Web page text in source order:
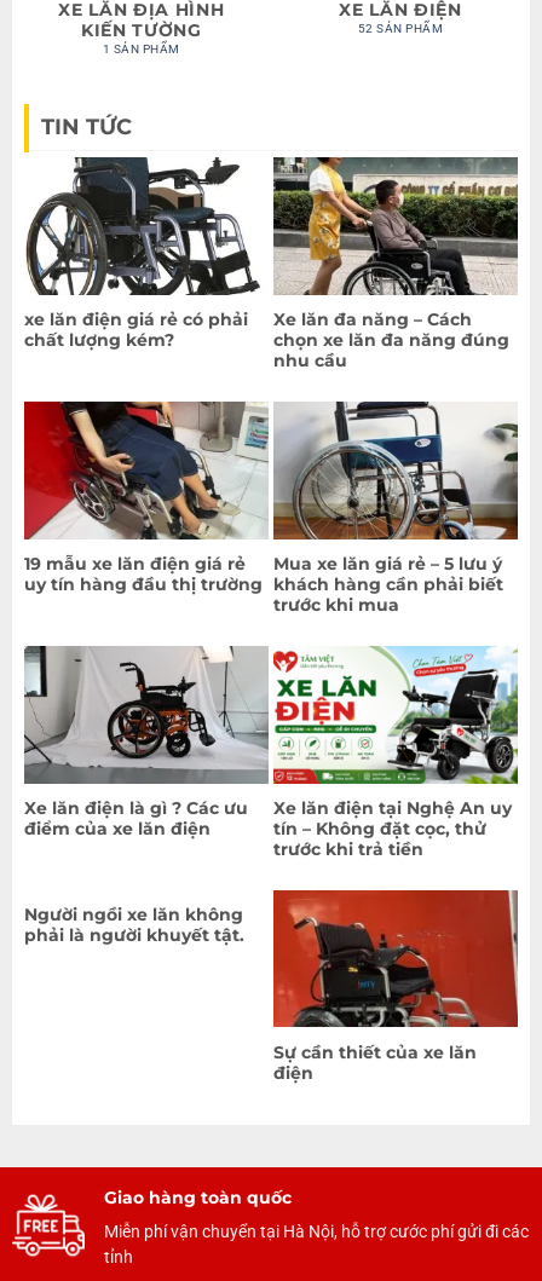
XE LĂN ĐỊA HÌNH
KIẾN TƯỜNG
1 SẢN PHẨM
XE LĂN ĐIỆN
52 SẢN PHẨM
TIN TỨC
xe lăn điện giá rẻ có phải
chất lượng kém?
Xe lăn đa năng – Cách
chọn xe lăn đa năng đúng
nhu cầu
19 mẫu xe lăn điện giá rẻ
uy tín hàng đầu thị trường
Mua xe lăn giá rẻ – 5 lưu ý
khách hàng cần phải biết
trước khi mua
Xe lăn điện là gì ? Các ưu
điểm của xe lăn điện
Xe lăn điện tại Nghệ An uy
tín – Không đặt cọc, thử
trước khi trả tiền
Người ngồi xe lăn không
phải là người khuyết tật.
Sự cần thiết của xe lăn
điện
Giao hàng toàn quốc
Miễn phí vận chuyển tại Hà Nội, hỗ trợ cước phí gửi đi các
tỉnh